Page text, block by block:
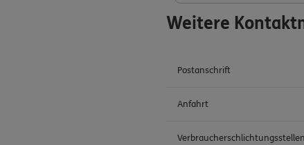
Weitere
Postanschrift
Anfahrt
Verbraucherschlichtungsstellen